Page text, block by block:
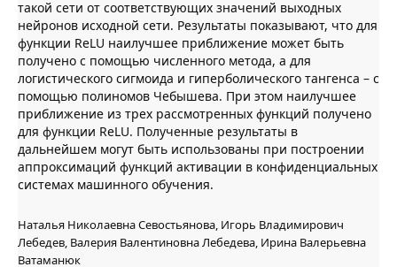
такой сети от соответствующих значений выходных
нейронов исходной сети. Результаты показывают, что для
функции ReLU наилучшее приближение может быть
получено с помощью численного метода, а для
логистического сигмоида и гиперболического тангенса – с
помощью полиномов Чебышева. При этом наилучшее
приближение из трех рассмотренных функций получено
для функции ReLU. Полученные результаты в
дальнейшем могут быть использованы при построении
аппроксимаций функций активации в конфиденциальных
системах машинного обучения.
Наталья Николаевна Севостьянова, Игорь Владимирович
Лебедев, Валерия Валентиновна Лебедева, Ирина Валерьевна
Ватаманюк